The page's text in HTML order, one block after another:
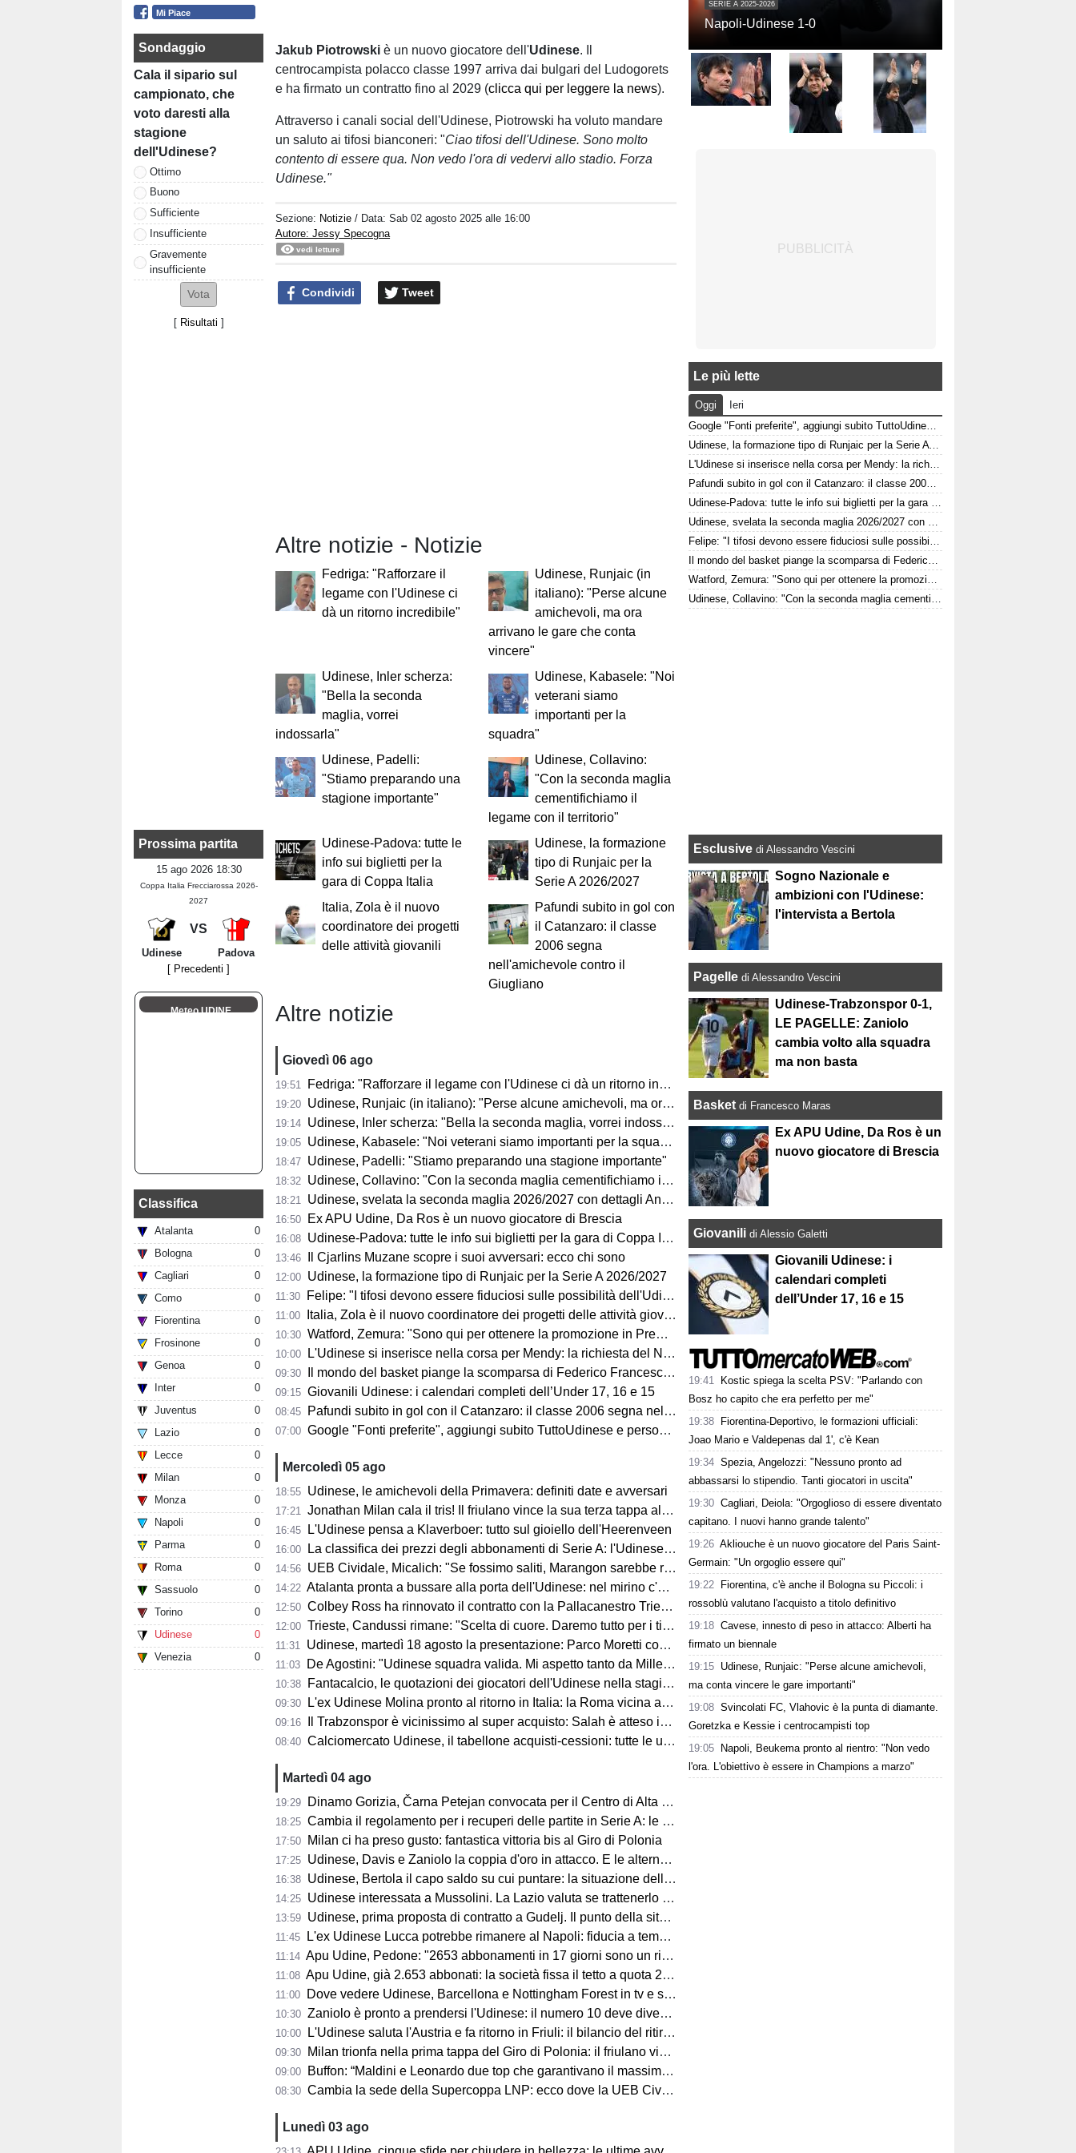
Mi Piace
Sondaggio
Cala il sipario sul
campionato, che
voto daresti alla
stagione
dell'Udinese?
Ottimo
Buono
Sufficiente
Insufficiente
Gravemente
insufficiente
[ Risultati ]
Prossima partita
15 ago 2026 18:30
Coppa Italia Frecciarossa 2026-
2027
VS
Udinese
Padova
[ Precedenti ]
Meteo UDINE
Classifica
Atalanta
0
Bologna
0
Cagliari
0
Como
0
Fiorentina
0
Frosinone
0
Genoa
0
Inter
0
Juventus
0
Lazio
0
Lecce
0
Milan
0
Monza
0
Napoli
0
Parma
0
Roma
0
Sassuolo
0
Torino
0
Udinese
0
Venezia
0
Jakub Piotrowskiè un nuovo giocatore dell'Udinese. Il
centrocampista polacco classe 1997 arriva dai bulgari del Ludogorets
e ha firmato un contratto fino al 2029 (clicca qui per leggere la news).
Attraverso i canali social dell'Udinese, Piotrowski ha voluto mandare
un saluto ai tifosi bianconeri: "Ciao tifosi dell'Udinese. Sono molto
contento di essere qua. Non vedo l'ora di vedervi allo stadio. Forza
Udinese."
Sezione: Notizie / Data:Sab 02 agosto 2025 alle 16:00
Autore: Jessy Specogna
vedi letture
Condividi Tweet
Altre notizie - Notizie
Fedriga: "Rafforzare il
legame con l'Udinese ci
dà un ritorno incredibile"
Udinese, Runjaic (in
italiano): "Perse alcune
amichevoli, ma ora
arrivano le gare che conta
vincere"
Udinese, Inler scherza:
"Bella la seconda
maglia, vorrei
indossarla"
Udinese, Kabasele: "Noi
veterani siamo
importanti per la
squadra"
Udinese, Padelli:
"Stiamo preparando una
stagione importante"
Udinese, Collavino:
"Con la seconda maglia
cementifichiamo il
legame con il territorio"
Udinese-Padova: tutte le
info sui biglietti per la
gara di Coppa Italia
Udinese, la formazione
tipo di Runjaic per la
Serie A 2026/2027
Italia, Zola è il nuovo
coordinatore dei progetti
delle attività giovanili
Pafundi subito in gol con
il Catanzaro: il classe
2006 segna
nell'amichevole contro il
Giugliano
Altre notizie
Giovedì 06 ago
19:51 Fedriga: "Rafforzare il legame con l'Udinese ci dà un ritorno incredibile"
19:20 Udinese, Runjaic (in italiano): "Perse alcune amichevoli, ma ora arrivano le gare che conta vincere"
19:14 Udinese, Inler scherza: "Bella la seconda maglia, vorrei indossarla"
19:05 Udinese, Kabasele: "Noi veterani siamo importanti per la squadra"
18:47 Udinese, Padelli: "Stiamo preparando una stagione importante"
18:32 Udinese, Collavino: "Con la seconda maglia cementifichiamo il legame con il territorio"
18:21 Udinese, svelata la seconda maglia 2026/2027 con dettagli Anni '90. FOTO
16:50 Ex APU Udine, Da Ros è un nuovo giocatore di Brescia
16:08 Udinese-Padova: tutte le info sui biglietti per la gara di Coppa Italia
13:46 Il Cjarlins Muzane scopre i suoi avversari: ecco chi sono
12:00 Udinese, la formazione tipo di Runjaic per la Serie A 2026/2027
11:30 Felipe: "I tifosi devono essere fiduciosi sulle possibilità dell'Udinese, Runjaic ha la squadra in mano"
11:00 Italia, Zola è il nuovo coordinatore dei progetti delle attività giovanili
10:30 Watford, Zemura: "Sono qui per ottenere la promozione in Premier League"
10:00 L'Udinese si inserisce nella corsa per Mendy: la richiesta del Nizza per il difensore
09:30 Il mondo del basket piange la scomparsa di Federico Franceschin: il cordoglio della Pallacanestro Trieste
09:15 Giovanili Udinese: i calendari completi dell’Under 17, 16 e 15
08:45 Pafundi subito in gol con il Catanzaro: il classe 2006 segna nell'amichevole contro il Giugliano
07:00 Google "Fonti preferite", aggiungi subito TuttoUdinese e personalizza le tue notizie
Mercoledì 05 ago
18:55 Udinese, le amichevoli della Primavera: definiti date e avversari
17:21 Jonathan Milan cala il tris! Il friulano vince la sua terza tappa al Tour de Pologne
16:45 L'Udinese pensa a Klaverboer: tutto sul gioiello dell'Heerenveen
16:00 La classifica dei prezzi degli abbonamenti di Serie A: l'Udinese vanta un primato
14:56 UEB Cividale, Micalich: "Se fossimo saliti, Marangon sarebbe rimasto e avrei fatto giocare gli italiani"
14:22 Atalanta pronta a bussare alla porta dell'Udinese: nel mirino c'è Kristensen
12:50 Colbey Ross ha rinnovato il contratto con la Pallacanestro Trieste
12:00 Trieste, Candussi rimane: "Scelta di cuore. Daremo tutto per i tifosi"
11:31 Udinese, martedì 18 agosto la presentazione: Parco Moretti come location
11:03 De Agostini: "Udinese squadra valida. Mi aspetto tanto da Miller e Ekkelenkamp "
10:38 Fantacalcio, le quotazioni dei giocatori dell'Udinese nella stagione 2026/27
09:30 L'ex Udinese Molina pronto al ritorno in Italia: la Roma vicina all'acquisto
09:16 Il Trabzonspor è vicinissimo al super acquisto: Salah è atteso in Turchia
08:40 Calciomercato Udinese, il tabellone acquisti-cessioni: tutte le ufficialità
Martedì 04 ago
19:29 Dinamo Gorizia, Čarna Petejan convocata per il Centro di Alta Specializzazione del Comitato Regionale Fvg
18:25 Cambia il regolamento per i recuperi delle partite in Serie A: le novità
17:50 Milan ci ha preso gusto: fantastica vittoria bis al Giro di Polonia
17:25 Udinese, Davis e Zaniolo la coppia d'oro in attacco. E le alternative?
16:38 Udinese, Bertola il capo saldo su cui puntare: la situazione della difesa
14:25 Udinese interessata a Mussolini. La Lazio valuta se trattenerlo o cederlo
13:59 Udinese, prima proposta di contratto a Gudelj. Il punto della situazione
11:45 L'ex Udinese Lucca potrebbe rimanere al Napoli: fiducia a tempo della società
11:14 Apu Udine, Pedone: "2653 abbonamenti in 17 giorni sono un risultato straordinario"
11:08 Apu Udine, già 2.653 abbonati: la società fissa il tetto a quota 2.800 per garantire posti anche ai tifosi non abbonati
11:00 Dove vedere Udinese, Barcellona e Nottingham Forest in tv e streaming | FVG Cup
10:30 Zaniolo è pronto a prendersi l'Udinese: il numero 10 deve diventare anche leader e trascinatore
10:00 L'Udinese saluta l'Austria e fa ritorno in Friuli: il bilancio del ritiro di Lienz
09:30 Milan trionfa nella prima tappa del Giro di Polonia: il friulano vince in volata
09:00 Buffon: “Maldini e Leonardo due top che garantivano il massimo, ma lo stesso discorso vale per Mancini e Ranieri”
08:30 Cambia la sede della Supercoppa LNP: ecco dove la UEB Cividale difenderà il titolo
Lunedì 03 ago
SERIE A 2025-2026
Napoli-Udinese 1-0
Le più lette
Oggi
Ieri
Google "Fonti preferite", aggiungi subito TuttoUdinese e personalizza le tue notizie
Udinese, la formazione tipo di Runjaic per la Serie A 2026/2027
L'Udinese si inserisce nella corsa per Mendy: la richiesta del Nizza per il difensore
Pafundi subito in gol con il Catanzaro: il classe 2006 segna nell'amichevole contro il Giugliano
Udinese-Padova: tutte le info sui biglietti per la gara di Coppa Italia
Udinese, svelata la seconda maglia 2026/2027 con dettagli Anni '90. FOTO
Felipe: "I tifosi devono essere fiduciosi sulle possibilità dell'Udinese, Runjaic ha la squadra in mano"
Il mondo del basket piange la scomparsa di Federico Franceschin: il cordoglio della Pallacanestro Trieste
Watford, Zemura: "Sono qui per ottenere la promozione in Premier League"
Udinese, Collavino: "Con la seconda maglia cementifichiamo il legame con il territorio"
Esclusive di Alessandro Vescini
Sogno Nazionale e
ambizioni con l'Udinese:
l'intervista a Bertola
Pagelle di Alessandro Vescini
Udinese-Trabzonspor 0-1,
LE PAGELLE: Zaniolo
cambia volto alla squadra
ma non basta
Basket di Francesco Maras
Ex APU Udine, Da Ros è un
nuovo giocatore di Brescia
Giovanili di Alessio Galetti
Giovanili Udinese: i
calendari completi
dell’Under 17, 16 e 15
19:41
Kostic spiega la scelta PSV: "Parlando con
Bosz ho capito che era perfetto per me"
19:38
Fiorentina-Deportivo, le formazioni ufficiali:
Joao Mario e Valdepenas dal 1', c'è Kean
19:34 Spezia, Angelozzi: "Nessuno pronto ad
abbassarsi lo stipendio. Tanti giocatori in uscita"
19:30 Cagliari, Deiola: "Orgoglioso di essere diventato
capitano. I nuovi hanno grande talento"
19:26 Akliouche è un nuovo giocatore del Paris Saint-
Germain: "Un orgoglio essere qui"
19:22
Fiorentina, c'è anche il Bologna su Piccoli: i
rossoblù valutano l'acquisto a titolo definitivo
19:18 Cavese, innesto di peso in attacco: Alberti ha
firmato un biennale
19:15 Udinese, Runjaic: "Perse alcune amichevoli,
ma conta vincere le gare importanti"
19:08 Svincolati FC, Vlahovic è la punta di diamante.
Goretzka e Kessie i centrocampisti top
19:05
Napoli, Beukema pronto al rientro: "Non vedo
l'ora. L'obiettivo è essere in Champions a marzo"